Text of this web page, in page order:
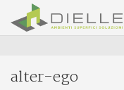
Dielle Ceramiche
alter-ego